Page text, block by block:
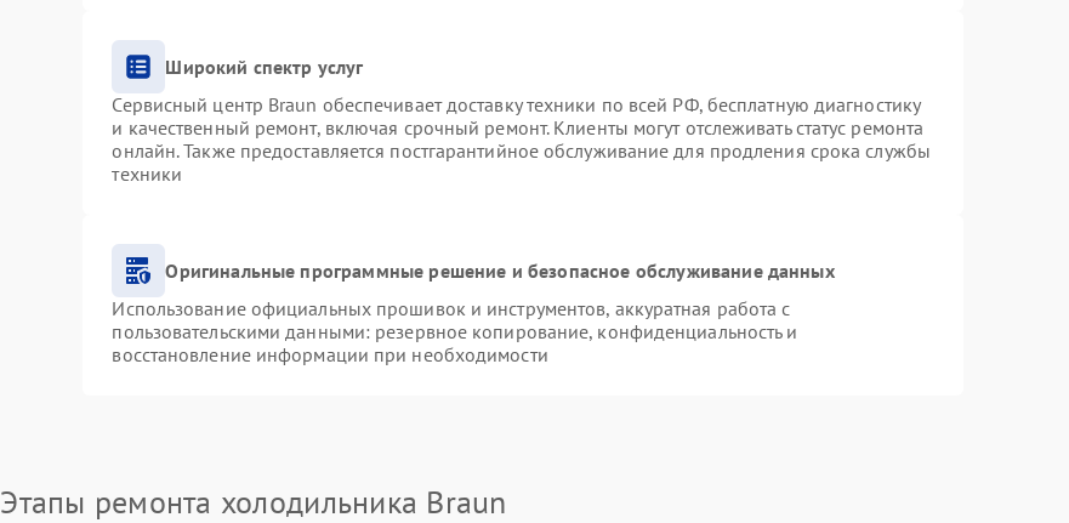
Широкий спектр услуг
Сервисный центр Braun обеспечивает доставку техники по всей РФ, бесплатную диагностику
и качественный ремонт, включая срочный ремонт. Клиенты могут отслеживать статус ремонта
онлайн. Также предоставляется постгарантийное обслуживание для продления срока службы
техники
Оригинальные программные решение и безопасное обслуживание данных
Использование официальных прошивок и инструментов, аккуратная работа с
пользовательскими данными: резервное копирование, конфиденциальность и
восстановление информации при необходимости
Этапы ремонта холодильника Braun